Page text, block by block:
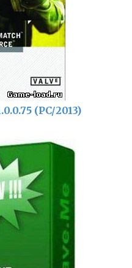
(PC/2013)